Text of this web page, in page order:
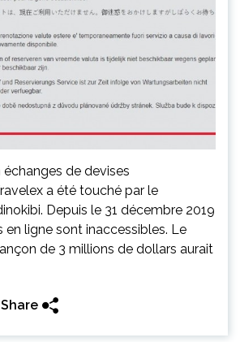
de devises
a été touché par le
Depuis le 31 décembre 2019
en ligne sont inaccessibles. Le
de 3 millions de dollars aurait
Share